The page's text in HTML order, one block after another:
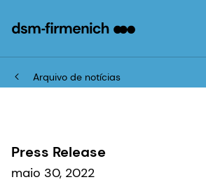
Arquivo de notícias
Press Release
maio 30, 2022